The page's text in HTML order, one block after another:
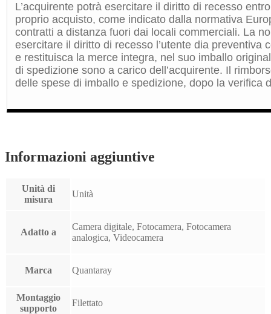
L’acquirente potrà esercitare il diritto di recesso
proprio acquisto, come indicato dalla normativa
contratti a distanza fuori dai locali commerciali. La
esercitare il diritto di recesso l’utente dia preventiva
e restituisca la merce integra, nel suo imballo
di spedizione sono a carico dell’acquirente. Il
delle spese di imballo e spedizione, dopo la verifica
Informazioni aggiuntive
Unità di
misura
Unità
Adatto a
Camera digitale, Fotocamera, Fotocamera
analogica, Videocamera
Marca Quantaray
Montaggio
supporto
Filettato